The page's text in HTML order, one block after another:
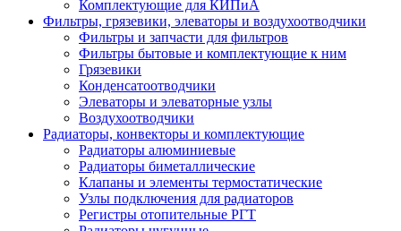
Комплектующие для КИПиА
Фильтры, грязевики, элеваторы и воздухоотводчики
Фильтры и запчасти для фильтров
Фильтры бытовые и комплектующие к ним
Грязевики
Конденсатоотводчики
Элеваторы и элеваторные узлы
Воздухоотводчики
Радиаторы, конвекторы и комплектующие
Радиаторы алюминиевые
Радиаторы биметаллические
Клапаны и элементы термостатические
Узлы подключения для радиаторов
Регистры отопительные РГТ